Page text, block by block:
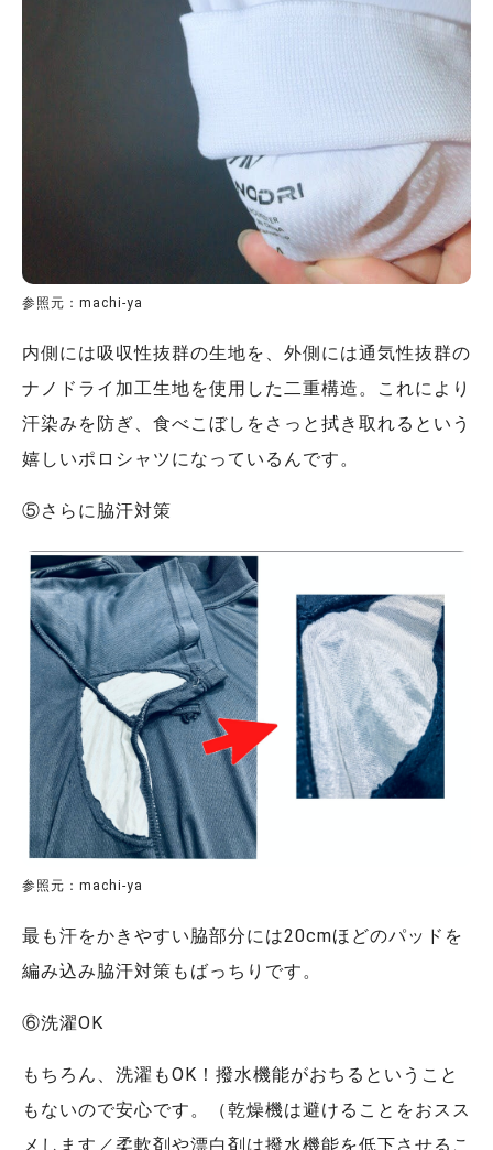
参照元：machi-ya
内側には吸収性抜群の生地を、外側には通気性抜群の
ナノドライ加工生地を使用した二重構造。これにより
汗染みを防ぎ、食べこぼしをさっと拭き取れるという
嬉しいポロシャツになっているんです。
⑤さらに脇汗対策
参照元：machi-ya
最も汗をかきやすい脇部分には20cmほどのパッドを
編み込み脇汗対策もばっちりです。
⑥洗濯OK
もちろん、洗濯もOK！撥水機能がおちるということ
もないので安心です。（乾燥機は避けることをおスス
メします／柔軟剤や漂白剤は撥水機能を低下させるこ